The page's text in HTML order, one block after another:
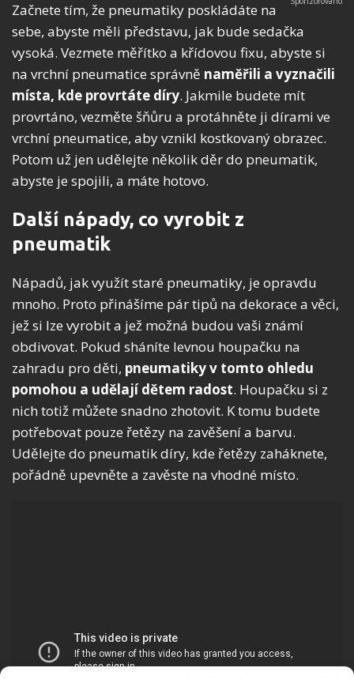
Začnete tím, že pneumatiky poskládáte na
sebe, abyste měli představu, jak bude sedačka
vysoká. Vezmete měřítko a křídovou fixu, abyste si
na vrchní pneumatice správně naměřili a vyznačili
místa, kde provrtáte díry. Jakmile budete mít
provrtáno, vezměte šňůru a protáhněte ji dírami ve
vrchní pneumatice, aby vznikl kostkovaný obrazec.
Potom už jen udělejte několik děr do pneumatik,
abyste je spojili, a máte hotovo.
Další nápady, co vyrobit z
pneumatik
Nápadů, jak využít staré pneumatiky, je opravdu
mnoho. Proto přinášíme pár tipů na dekorace a věci,
jež si lze vyrobit a jež možná budou vaši známí
obdivovat. Pokud sháníte levnou houpačku na
zahradu pro děti, pneumatiky v tomto ohledu
pomohou a udělají dětem radost. Houpačku si z
nich totiž můžete snadno zhotovit. K tomu budete
potřebovat pouze řetězy na zavěšení a barvu.
Udělejte do pneumatik díry, kde řetězy zaháknete,
pořádně upevněte a zavěste na vhodné místo.